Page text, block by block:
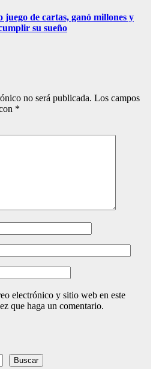
juego de cartas, ganó millones y
su sueño
no será publicada. Los campos
*
electrónico y sitio web en este
que haga un comentario.
Buscar